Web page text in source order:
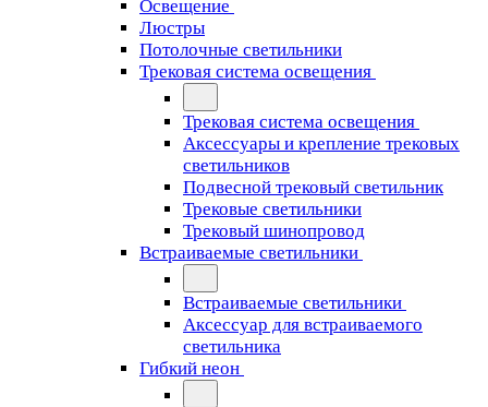
Освещение
Люстры
Потолочные светильники
Трековая система освещения
Трековая система освещения
Аксессуары и крепление трековых
светильников
Подвесной трековый светильник
Трековые светильники
Трековый шинопровод
Встраиваемые светильники
Встраиваемые светильники
Аксессуар для встраиваемого
светильника
Гибкий неон